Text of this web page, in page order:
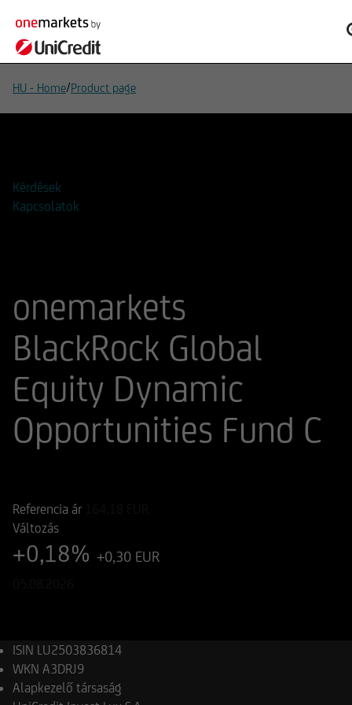
HU - Home/Product page
Kérdések
Kapcsolatok
onemarkets
BlackRock Global
Equity Dynamic
Opportunities Fund C
Referencia ár
Változás
+0,18% +0,30 EUR
ISIN LU2503836814
WKN A3DRJ9
Alapkezelő társaság